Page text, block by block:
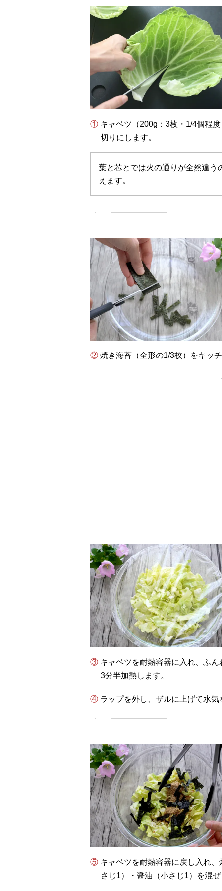
① キャベツ（200g：3枚・1/4個程度）を葉と芯に分け、葉を1センチ幅に切り、芯を薄
切りにします。
葉と芯とでは火の通りが全然違う
えます。
② 焼き海苔（全形の1/3枚）をキッ
③ キャベツを耐熱容器に入れ、ふんわりとラップをかぶせて、電子レンジ（600W）で
3分半加熱します。
④ ラップを外し、ザルに上げて水
⑤ キャベツを耐熱容器に戻し入れ、焼き海苔・すりごま（大さじ1と1/2）・ごま油（小
さじ1）・醤油（小さじ1）を混